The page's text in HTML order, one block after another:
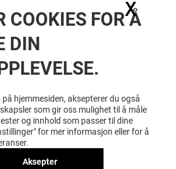
COOKIES FOR Å
DIN
hjemmesiden, aksepterer du også
som gir oss mulighet til å måle
og innhold som passer til dine
for mer informasjon eller for å
Aksepter
X